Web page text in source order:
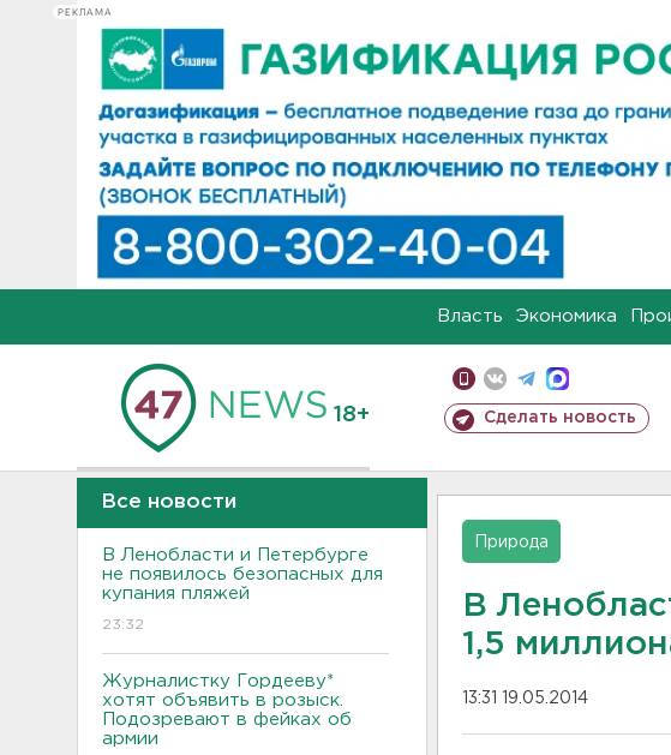
РЕКЛАМА
Власть Экономика
18+ Сделать новость
Все новости
В Ленобласти и Петербурге
не появилось безопасных для
купания пляжей
23:32
Журналистку Гордееву*
хотят объявить в розыск.
Подозревают в фейках об
армии
Природа
В
1,5
13:31 19.05.2014